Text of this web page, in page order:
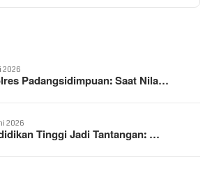
2026
Padangsidimpuan: Saat Nila…
2026
Tinggi Jadi Tantangan: …